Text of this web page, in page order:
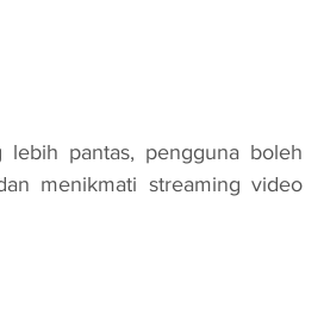
lebih pantas, pengguna boleh
menikmati streaming video